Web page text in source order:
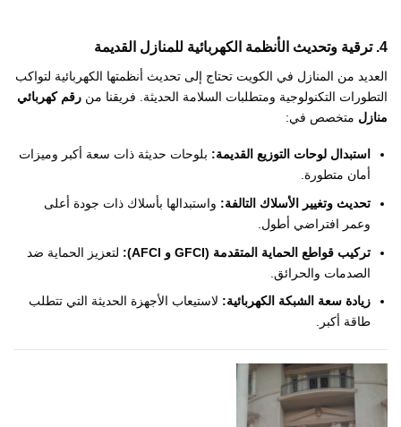
4. ترقية وتحديث الأنظمة الكهربائية للمنازل القديمة
العديد من المنازل في الكويت تحتاج إلى تحديث أنظمتها الكهربائية لتواكب
التطورات التكنولوجية ومتطلبات السلامة الحديثة. فريقنا من رقم كهربائي
منازل متخصص في:
استبدال لوحات التوزيع القديمة: بلوحات حديثة ذات سعة أكبر وميزات
أمان متطورة.
تحديث وتغيير الأسلاك التالفة: واستبدالها بأسلاك ذات جودة أعلى
وعمر افتراضي أطول.
تركيب قواطع الحماية المتقدمة (GFCI و AFCI):
لتعزيز الحماية ضد
الصدمات والحرائق.
زيادة سعة الشبكة الكهربائية: لاستيعاب الأجهزة الحديثة التي تتطلب
طاقة أكبر.